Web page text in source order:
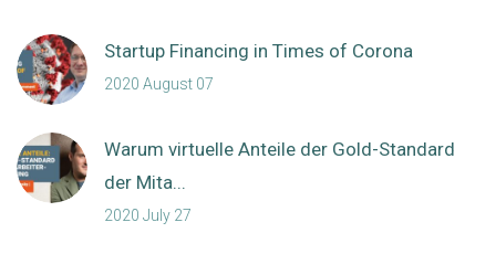
Startup Financing in Times of Corona
2020 August 07
Warum virtuelle Anteile der Gold-Standard
der Mita...
2020 July 27